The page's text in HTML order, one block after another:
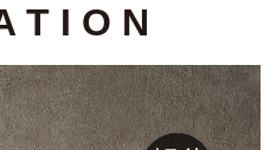
T I O N